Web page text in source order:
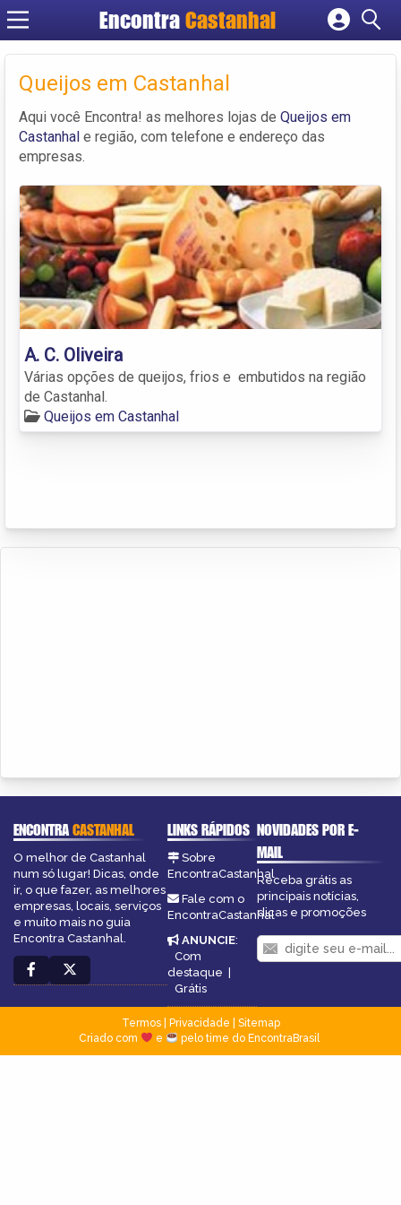
EncontraCastanhal
Cadastrar empresa
Criar conta
Queijos em Castanhal
Aqui você Encontra! as melhores lojas de Queijos em
Castanhal e região, com telefone e endereço das
empresas.
A. C. Oliveira
Várias opções de queijos, frios e embutidos na região
de Castanhal.
Queijos em Castanhal
ENCONTRACASTANHAL
O melhor de Castanhal
num só lugar! Dicas, onde
ir, o que fazer, as melhores
empresas, locais, serviços
e muito mais no guia
Encontra Castanhal.
LINKS RÁPIDOS
Sobre
EncontraCastanhal
Fale com o
EncontraCastanhal
ANUNCIE:
Com
destaque |
Grátis
NOVIDADES POR E-
MAIL
Receba grátis as
principais notícias,
dicas e promoções
Termos| Privacidade
Sitemap
Criado com
e pelo time do EncontraBrasil